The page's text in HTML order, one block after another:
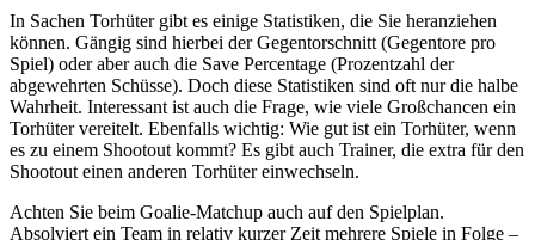
In Sachen Torhüter gibt es einige Statistiken, die Sie heranziehen
können. Gängig sind hierbei der Gegentorschnitt (Gegentore pro
Spiel) oder aber auch die Save Percentage (Prozentzahl der
abgewehrten Schüsse). Doch diese Statistiken sind oft nur die halbe
Wahrheit. Interessant ist auch die Frage, wie viele Großchancen ein
Torhüter vereitelt. Ebenfalls wichtig: Wie gut ist ein Torhüter, wenn
es zu einem Shootout kommt? Es gibt auch Trainer, die extra für den
Shootout einen anderen Torhüter einwechseln.
Achten Sie beim Goalie-Matchup auch auf den Spielplan.
Absolviert ein Team in relativ kurzer Zeit mehrere Spiele in Folge –